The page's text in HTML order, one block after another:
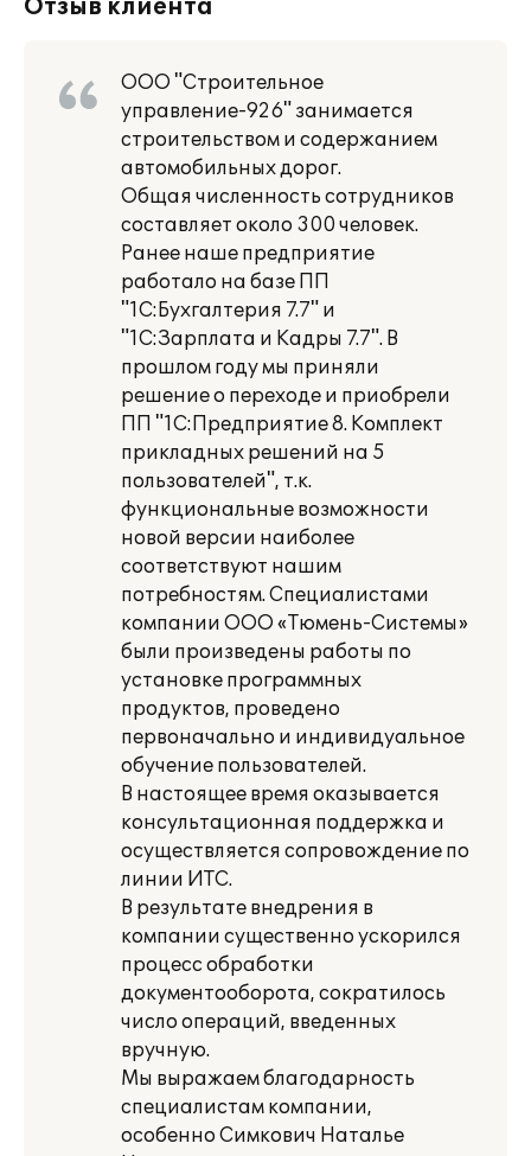
Отзыв клиента
ООО "Строительное
управление-926" занимается
строительством и содержанием
автомобильных дорог.
Общая численность сотрудников
составляет около 300 человек.
Ранее наше предприятие
работало на базе ПП
"1С:Бухгалтерия 7.7" и
"1С:Зарплата и Кадры 7.7". В
прошлом году мы приняли
решение о переходе и приобрели
ПП "1С:Предприятие 8. Комплект
прикладных решений на 5
пользователей", т.к.
функциональные возможности
новой версии наиболее
соответствуют нашим
потребностям. Специалистами
компании ООО «Тюмень-Системы»
были произведены работы по
установке программных
продуктов, проведено
первоначально и индивидуальное
обучение пользователей.
В настоящее время оказывается
консультационная поддержка и
осуществляется сопровождение по
линии ИТС.
В результате внедрения в
компании существенно ускорился
процесс обработки
документооборота, сократилось
число операций, введенных
вручную.
Мы выражаем благодарность
специалистам компании,
особенно Симкович Наталье